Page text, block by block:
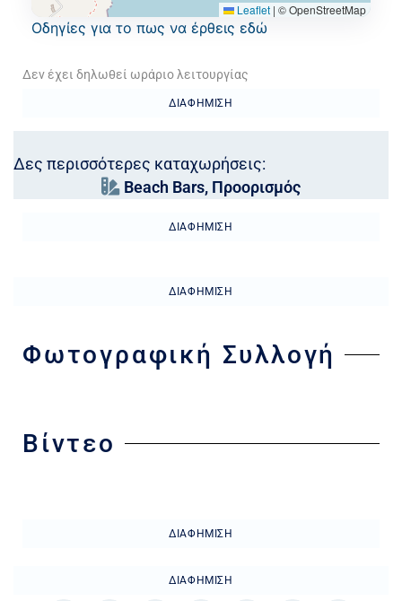
Leaflet | © OpenStreetMap
Oδηγίες για το πως να έρθεις εδώ
Δεν έχει δηλωθεί ωράριο λειτουργίας
ΔΙΑΦΉΜΙΣΗ
Δες περισσότερες καταχωρήσεις:
Beach Bars, Προορισμός
ΔΙΑΦΉΜΙΣΗ
ΔΙΑΦΉΜΙΣΗ
Φωτογραφική Συλλογή
Βίντεο
ΔΙΑΦΉΜΙΣΗ
ΔΙΑΦΉΜΙΣΗ